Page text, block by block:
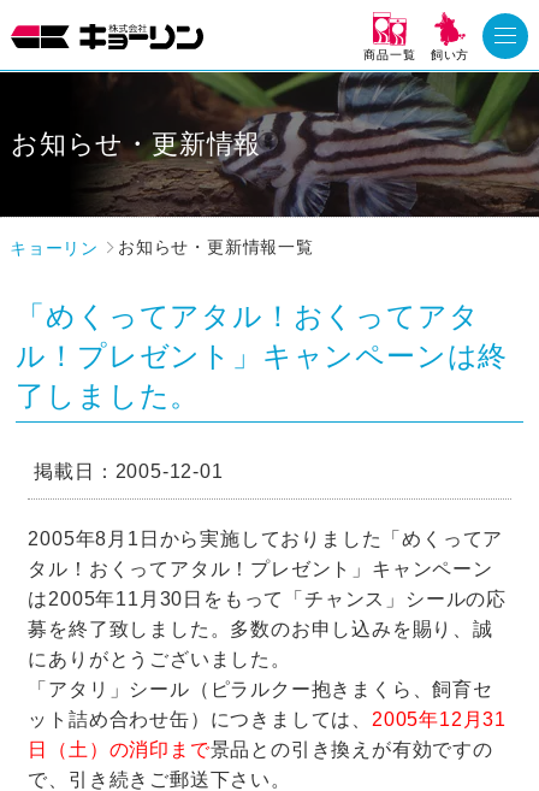
商品一覧 飼い方
お知らせ・更新情報
キョーリン お知らせ・更新情報一覧
「めくってアタル！おくってアタ
ル！プレゼント」キャンペーンは終
了しました。
掲載日：2005-12-01
2005年8月1日から実施しておりました「めくってア
タル！おくってアタル！プレゼント」キャンペーン
は2005年11月30日をもって「チャンス」シールの応
募を終了致しました。 多数のお申し込みを賜り、誠
にありがとうございました。
「アタリ」シール（ピラルクー抱きまくら、飼育セ
ット詰め合わせ缶）につきましては、 2005年12月31
日（土）の消印まで景品との引き換えが有効ですの
で、引き続きご郵送下さい。